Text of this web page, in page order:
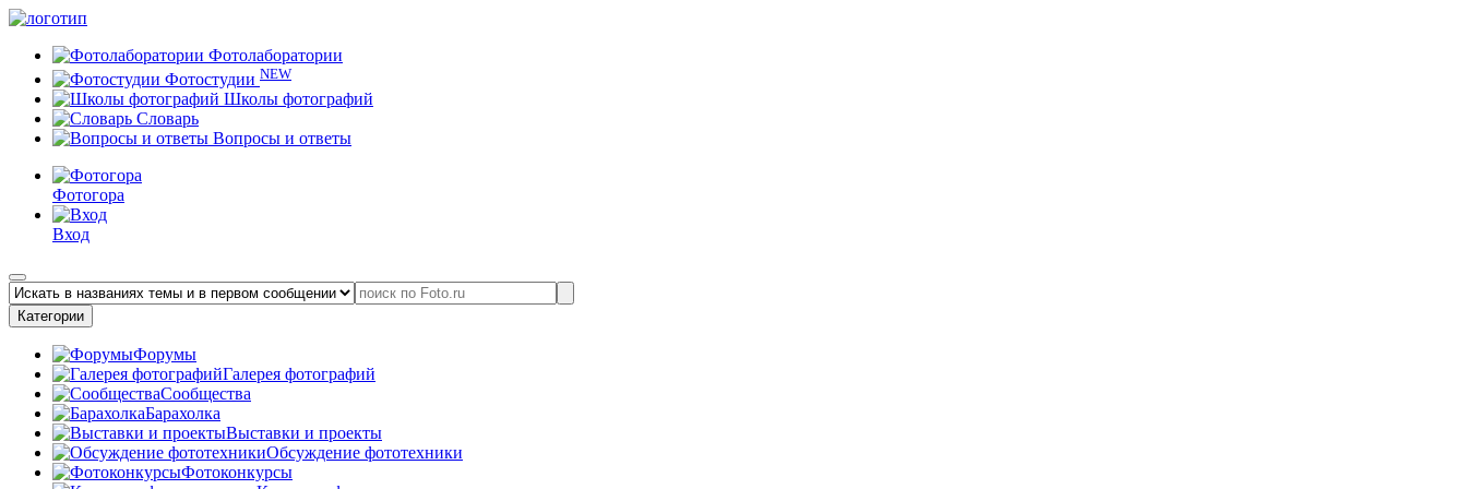
Фотолаборатории
Фотостудии NEW
Школы фотографий
Словарь
Вопросы и ответы
Фотогора
Вход
Категории
Форумы
Галерея фотографий
Сообщества
Барахолка
Выставки и проекты
Обсуждение фототехники
Фотоконкурсы